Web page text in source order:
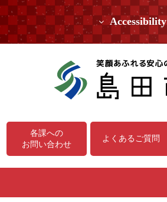
Accessibility
各課への
お問い合わせ
よくあるご質問